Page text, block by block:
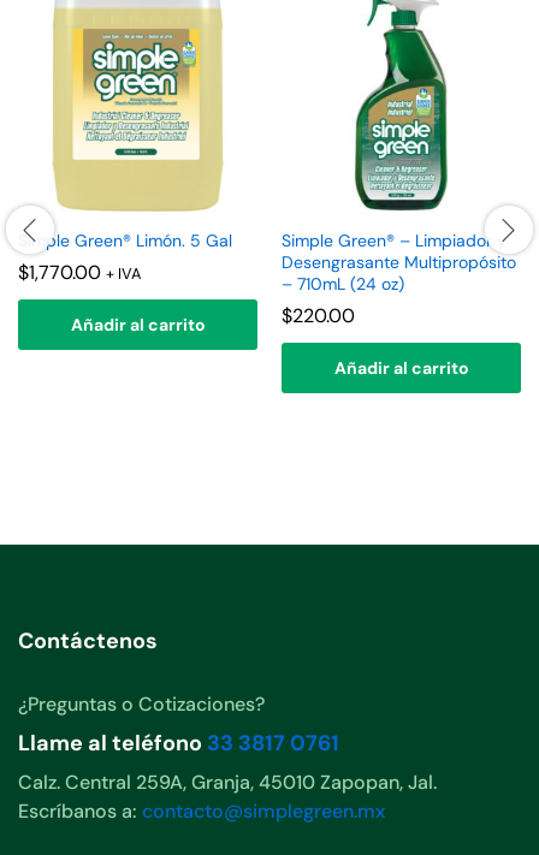
Simple Green® Limón. 5 Gal
$1,770.00 + IVA
Añadir al carrito
Simple Green® – Limpiador y
Desengrasante Multipropósito
– 710mL (24 oz)
$220.00
Añadir al carrito
Contáctenos
¿Preguntas o Cotizaciones?
Llame al teléfono 33 3817 0761
Calz. Central 259A, Granja, 45010 Zapopan, Jal.
Escríbanos a: contacto@simplegreen.mx